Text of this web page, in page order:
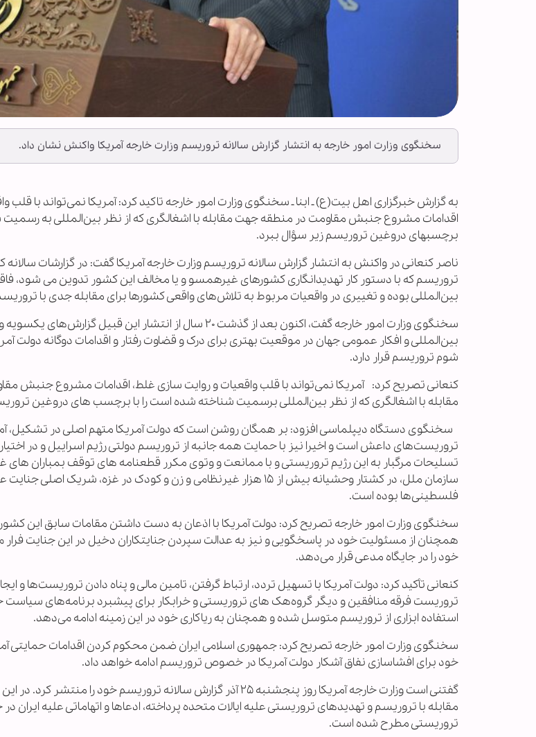
سخنگوی وزارت امور خارجه به انتشار گزارش سالانه تروریسم وزارت خارجه آمریکا واکنش نشان داد.
به گزارش خبرگزاری اهل بیت(ع) ـ ابنا ـ سخنگوی وزارت امور خارجه تاکید کرد: آمریکا نمی‌تواند با قلب
اقدامات مشروع جنبش مقاومت در منطقه جهت مقابله با اشغالگری که از نظر بین‌المللی به رسمیت
برچسبهای دروغین تروریسم زیر سؤال ببرد.
ناصر کنعانی در واکنش به انتشار گزارش سالانه تروریسم وزارت خارجه آمریکا گفت: در گزارشات
تروریسم که با دستور کار تهدیدانگاری کشورهای غیرهمسو و یا مخالف این کشور تدوین می شود،
بین‌المللی بوده و تغییری در واقعیات مربوط به تلاش‌های واقعی کشورها برای مقابله جدی با
سخنگوی وزارت امور خارجه گفت، اکنون بعد از گذشت ٢٠ سال از انتشار این قبیل
بین‌المللی و افکار عمومی جهان در موقعیت بهتری برای درک و قضاوت رفتار و اقدامات دوگانه دولت
شوم تروریسم قرار دارد.
کنعانی تصریح کرد: آمریکا نمی‌تواند با قلب واقعیات و روایت سازی غلط، اقدامات مشروع جنبش
مقابله با اشغالگری که از نظر بین‌المللی برسمیت شناخته شده است را با برچسب های دروغین
سخنگوی دستگاه دیپلماسی افزود: بر همگان روشن است که دولت آمریکا متهم اصلی در تشکیل،
تروریست‌های داعش است و اخیرا نیز با حمایت همه جانبه از تروریسم دولتی رژیم اسراییل و در
تسلیحات مرگبار به این رژیم تروریستی و با ممانعت و وتوی مکرر قطعنامه های توقف بمباران های
سازمان ملل، در کشتار وحشیانه بیش از ۱۵ هزار غیرنظامی و زن و کودک در غزه،
فلسطینی‌ها بوده است.
سخنگوی وزارت امور خارجه تصریح کرد: دولت آمریکا با اذعان به دست داشتن مقامات سابق این
همچنان از مسئولیت خود در پاسخگویی و نیز به عدالت سپردن جنایتکاران دخیل در این جنایت فرار
خود را در جایگاه مدعی قرار می‌دهد.
کنعانی تأکید کرد: دولت آمریکا با تسهیل تردد، ارتباط گرفتن، تامین مالی و پناه دادن تروریست‌ها و
تروریست فرقه منافقین و دیگر گروه‌هک های تروریستی و خرابکار برای پیشبرد برنامه‌های سیاست
استفاده ابزاری از تروریسم متوسل شده و همچنان به ریاکاری خود در این زمینه ادامه می‌دهد.
سخنگوی وزارت امور خارجه تصریح کرد: جمهوری اسلامی ایران ضمن محکوم کردن اقدامات حمایتی
خود برای افشاسازی نفاق آشکار دولت آمریکا در خصوص تروریسم ادامه خواهد داد.
گفتنی است وزارت خارجه آمریکا روز پنجشنبه ۲۵ آذر گزارش سالانه تروریسم خود را
مقابله با تروریسم و تهدیدهای تروریستی علیه ایالات متحده پرداخته، ادعاها و اتهاماتی علیه ایران
تروریستی مطرح شده است.